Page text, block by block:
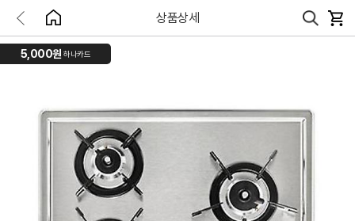
상품상세
5,000원 하나카드